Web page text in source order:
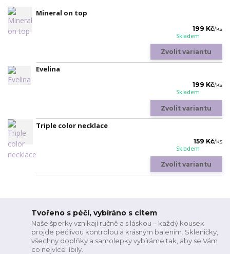
Mineral on top
199 Kč/ks
Skladem
Zvolit variantu
Evelina
199 Kč/ks
Skladem
Zvolit variantu
Triple color necklace
159 Kč/ks
Skladem
Zvolit variantu
Tvořeno s péčí, vybíráno s citem
Naše šperky vznikají ručně a s láskou – každý kousek
projde pečlivou kontrolou a krásným balením. Skleničky,
všechny doplňky a samolepky vybíráme tak, aby se Vám
co nejvíce líbily.